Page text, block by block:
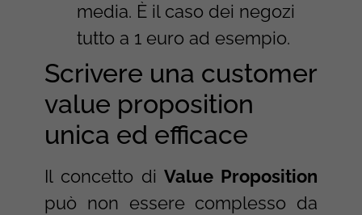
media. È il caso dei negozi
tutto a 1 euro ad esempio.
Scrivere una customer
value proposition
unica ed efficace
Il concetto diValue Proposition
può non essere complesso da